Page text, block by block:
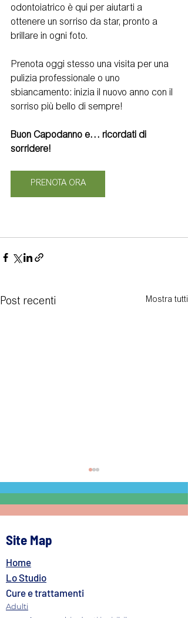
odontoiatrico è qui per aiutarti a
ottenere un sorriso da star, pronto a
brillare in ogni foto.
Prenota oggi stesso una visita per una
pulizia professionale o uno
sbiancamento: inizia il nuovo anno con il
sorriso più bello di sempre!
Buon Capodanno e… ricordati di
sorridere!
PRENOTA ORA
Post recenti Mostra tutti
come valutare
l'investimento
Site Map
Home
Lo Studio
Cure e trattamenti
Adulti